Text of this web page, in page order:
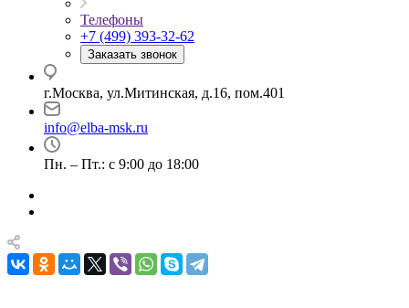
Телефоны
+7 (499) 393-32-62
Заказать звонок
г.Москва, ул.Митинская, д.16, пом.401
info@elba-msk.ru
Пн. – Пт.: с 9:00 до 18:00